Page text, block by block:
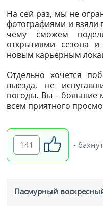
На сей раз, мы не
фотографиями и взяли
чему сможем
открытиями сезона
новым карьерным
Отдельно хочется
выезда, не
погоды. Вы - большие
всем приятного
141 -
Пасмурный